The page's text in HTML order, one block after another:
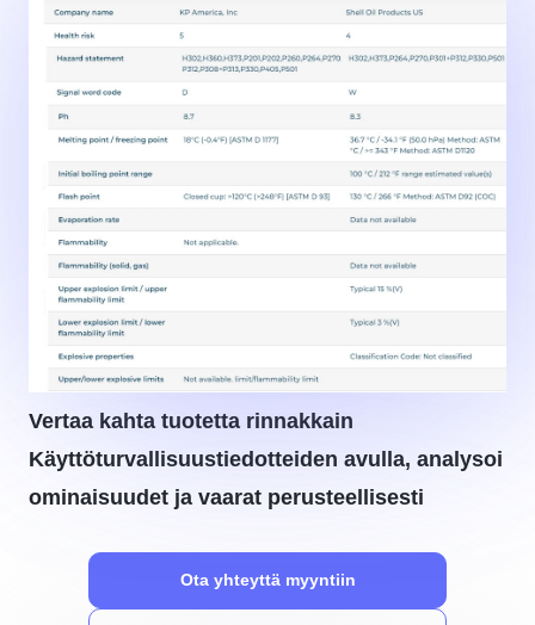
Vertaa kahta tuotetta rinnakkain
Käyttöturvallisuustiedotteiden avulla, analysoi
ominaisuudet ja vaarat perusteellisesti
Ota yhteyttä myyntiin